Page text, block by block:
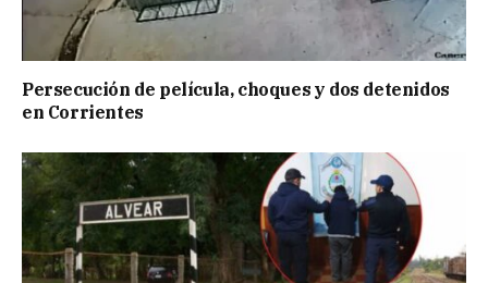
Persecución de película, choques y dos detenidos
en Corrientes